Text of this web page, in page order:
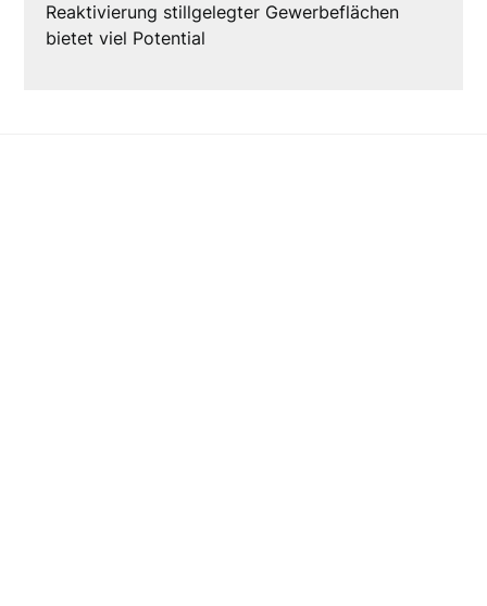
Reaktivierung stillgelegter Gewerbeflächen
bietet viel Potential